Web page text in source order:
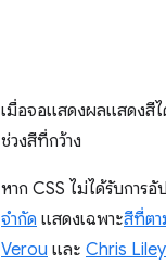
เมื่อจอแสดงผลแสดงสี
ช่วงสีที่กว้าง
หาก CSS ไม่ได้รับการ
จำกัด แสดงเฉพาะสีที่ต
Verou และ Chris Liley